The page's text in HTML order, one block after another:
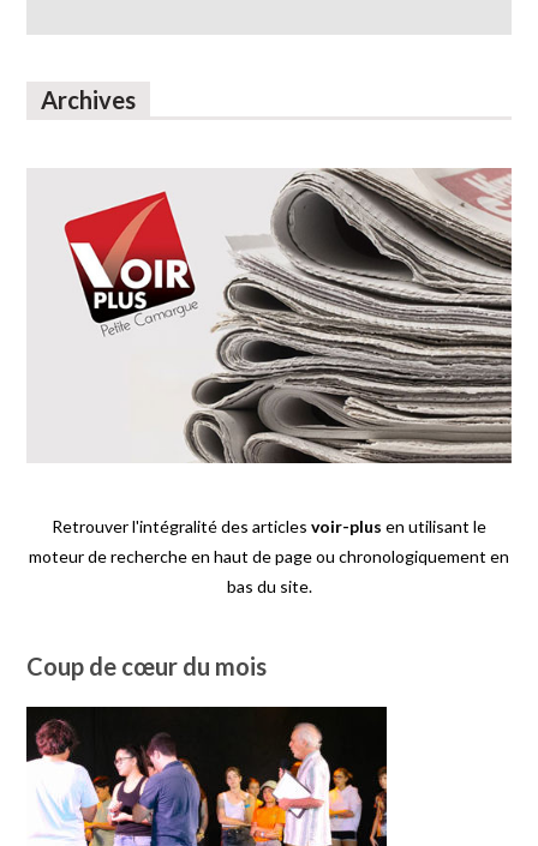
Archives
Retrouver l'intégralité des articles voir-plus en utilisant le
moteur de recherche en haut de page ou chronologiquement en
bas du site.
Coup de cœur du mois